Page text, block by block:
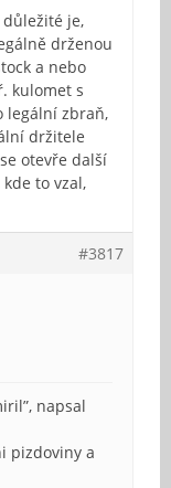
důležité je,
drženou
a nebo
kulomet s
legální zbraň,
držitele
otevře další
to vzal,
#3817
napsal
pizdoviny a